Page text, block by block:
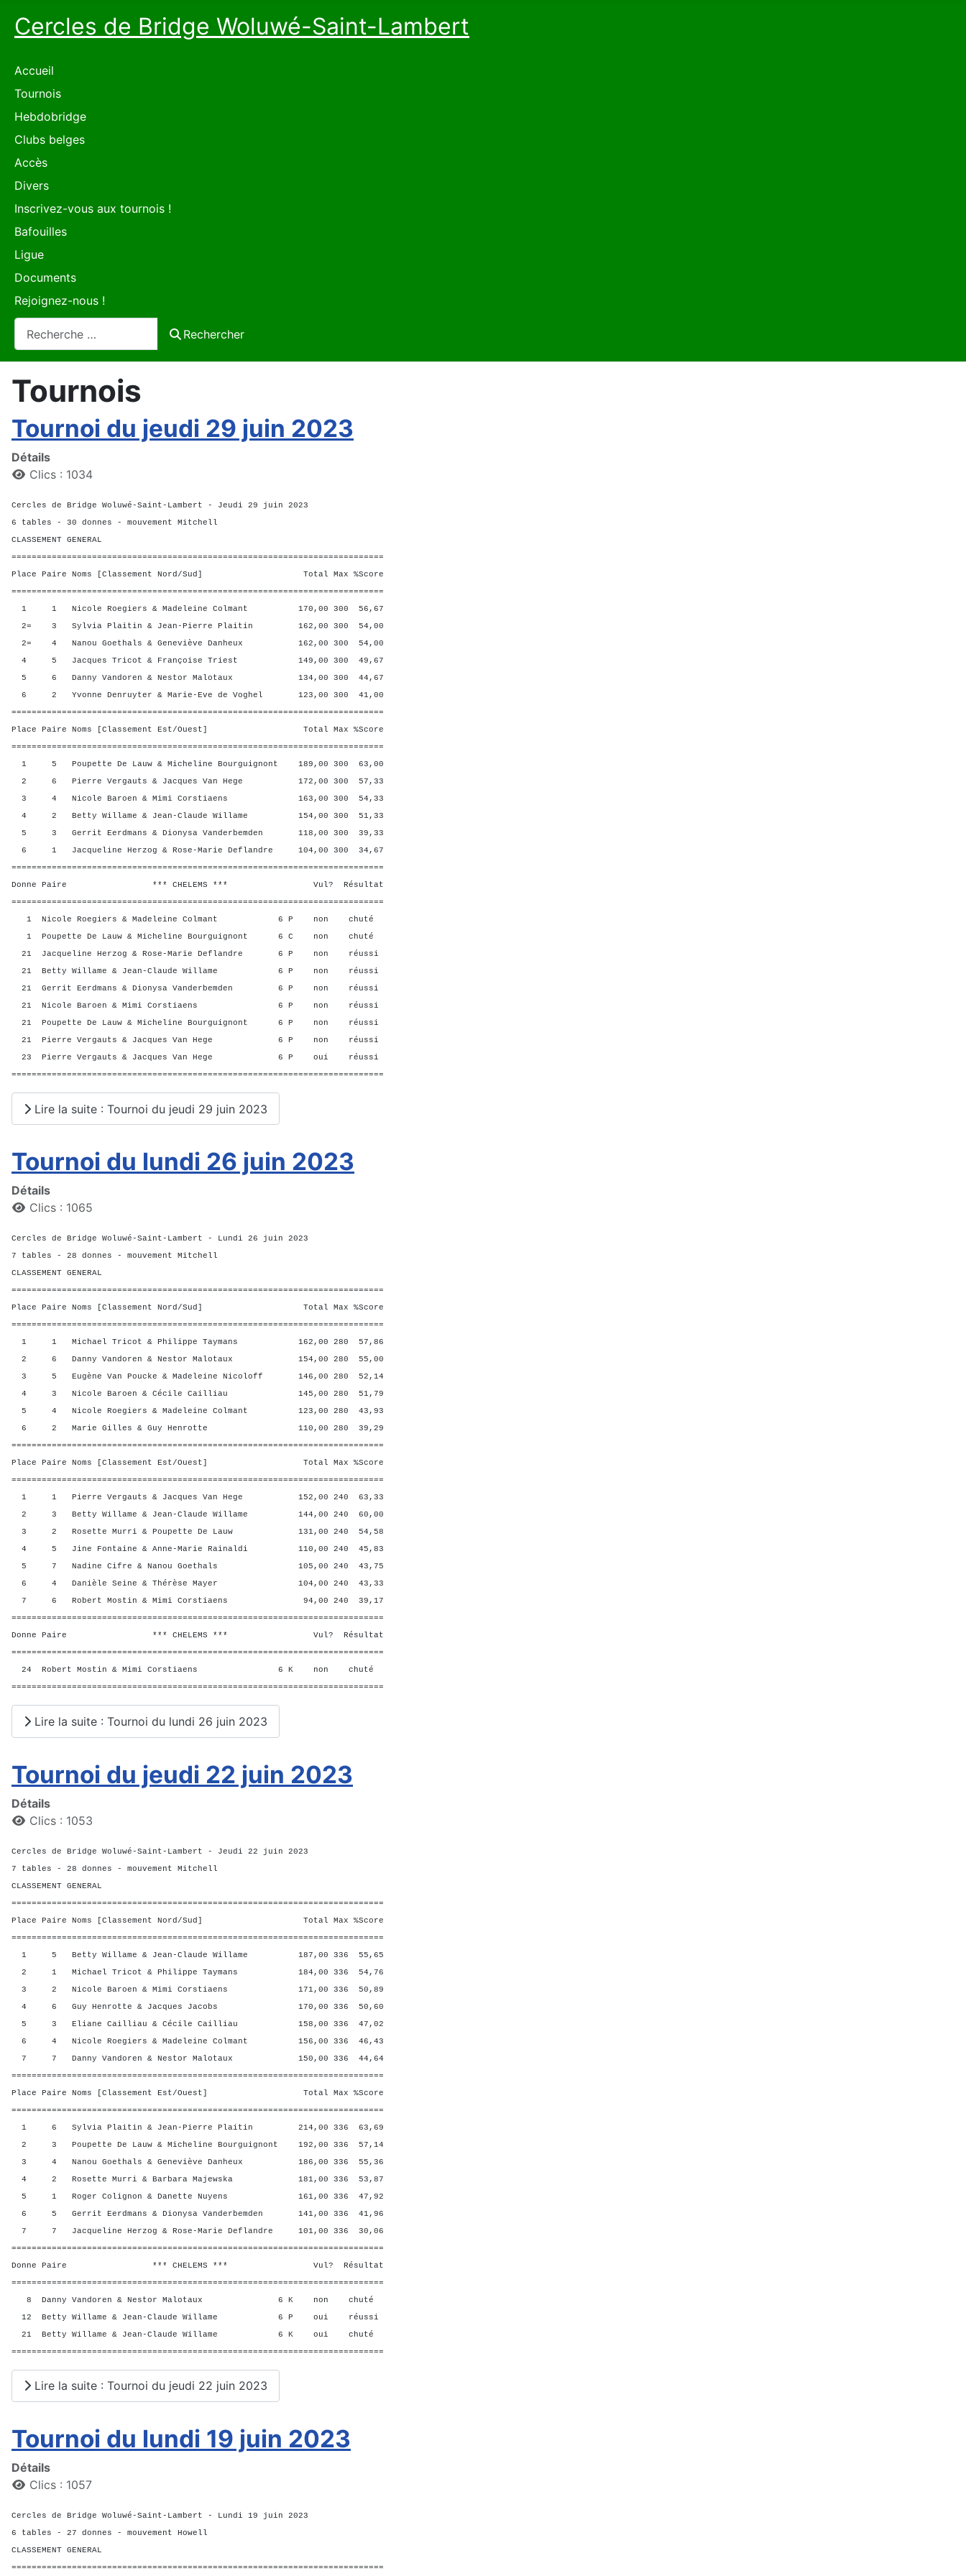
Cercles de Bridge Woluwé-Saint-Lambert
Accueil
Tournois
Hebdobridge
Clubs belges
Accès
Divers
Inscrivez-vous aux tournois !
Bafouilles
Ligue
Documents
Rejoignez-nous !
Rechercher
Tournois
Tournoi du jeudi 29 juin 2023
Détails
Clics : 1034
Cercles de Bridge Woluwé-Saint-Lambert - Jeudi 29 juin 2023
6 tables - 30 donnes - mouvement Mitchell
CLASSEMENT GENERAL
==========================================================================
Place Paire Noms [Classement Nord/Sud] Total Max %Score
==========================================================================
1 1 Nicole Roegiers & Madeleine Colmant 170,00 300 56,67
2= 3 Sylvia Plaitin & Jean-Pierre Plaitin 162,00 300 54,00
2= 4 Nanou Goethals & Geneviève Danheux 162,00 300 54,00
4 5 Jacques Tricot & Françoise Triest 149,00 300 49,67
5 6 Danny Vandoren & Nestor Malotaux 134,00 300 44,67
6 2 Yvonne Denruyter & Marie-Eve de Voghel 123,00 300 41,00
==========================================================================
Place Paire Noms [Classement Est/Ouest] Total Max %Score
==========================================================================
1 5 Poupette De Lauw & Micheline Bourguignont 189,00 300 63,00
2 6 Pierre Vergauts & Jacques Van Hege 172,00 300 57,33
3 4 Nicole Baroen & Mimi Corstiaens 163,00 300 54,33
4 2 Betty Willame & Jean-Claude Willame 154,00 300 51,33
5 3 Gerrit Eerdmans & Dionysa Vanderbemden 118,00 300 39,33
6 1 Jacqueline Herzog & Rose-Marie Deflandre 104,00 300 34,67
==========================================================================
Donne Paire *** CHELEMS *** Vul? Résultat
==========================================================================
1 Nicole Roegiers & Madeleine Colmant 6 P non chuté
1 Poupette De Lauw & Micheline Bourguignont 6 C non chuté
21 Jacqueline Herzog & Rose-Marie Deflandre 6 P non réussi
21 Betty Willame & Jean-Claude Willame 6 P non réussi
21 Gerrit Eerdmans & Dionysa Vanderbemden 6 P non réussi
21 Nicole Baroen & Mimi Corstiaens 6 P non réussi
21 Poupette De Lauw & Micheline Bourguignont 6 P non réussi
21 Pierre Vergauts & Jacques Van Hege 6 P non réussi
23 Pierre Vergauts & Jacques Van Hege 6 P oui réussi
==========================================================================
Lire la suite : Tournoi du jeudi 29 juin 2023
Tournoi du lundi 26 juin 2023
Détails
Clics : 1065
Cercles de Bridge Woluwé-Saint-Lambert - Lundi 26 juin 2023
7 tables - 28 donnes - mouvement Mitchell
CLASSEMENT GENERAL
==========================================================================
Place Paire Noms [Classement Nord/Sud] Total Max %Score
==========================================================================
1 1 Michael Tricot & Philippe Taymans 162,00 280 57,86
2 6 Danny Vandoren & Nestor Malotaux 154,00 280 55,00
3 5 Eugène Van Poucke & Madeleine Nicoloff 146,00 280 52,14
4 3 Nicole Baroen & Cécile Cailliau 145,00 280 51,79
5 4 Nicole Roegiers & Madeleine Colmant 123,00 280 43,93
6 2 Marie Gilles & Guy Henrotte 110,00 280 39,29
==========================================================================
Place Paire Noms [Classement Est/Ouest] Total Max %Score
==========================================================================
1 1 Pierre Vergauts & Jacques Van Hege 152,00 240 63,33
2 3 Betty Willame & Jean-Claude Willame 144,00 240 60,00
3 2 Rosette Murri & Poupette De Lauw 131,00 240 54,58
4 5 Jine Fontaine & Anne-Marie Rainaldi 110,00 240 45,83
5 7 Nadine Cifre & Nanou Goethals 105,00 240 43,75
6 4 Danièle Seine & Thérèse Mayer 104,00 240 43,33
7 6 Robert Mostin & Mimi Corstiaens 94,00 240 39,17
==========================================================================
Donne Paire *** CHELEMS *** Vul? Résultat
==========================================================================
24 Robert Mostin & Mimi Corstiaens 6 K non chuté
==========================================================================
Lire la suite : Tournoi du lundi 26 juin 2023
Tournoi du jeudi 22 juin 2023
Détails
Clics : 1053
Cercles de Bridge Woluwé-Saint-Lambert - Jeudi 22 juin 2023
7 tables - 28 donnes - mouvement Mitchell
CLASSEMENT GENERAL
==========================================================================
Place Paire Noms [Classement Nord/Sud] Total Max %Score
==========================================================================
1 5 Betty Willame & Jean-Claude Willame 187,00 336 55,65
2 1 Michael Tricot & Philippe Taymans 184,00 336 54,76
3 2 Nicole Baroen & Mimi Corstiaens 171,00 336 50,89
4 6 Guy Henrotte & Jacques Jacobs 170,00 336 50,60
5 3 Eliane Cailliau & Cécile Cailliau 158,00 336 47,02
6 4 Nicole Roegiers & Madeleine Colmant 156,00 336 46,43
7 7 Danny Vandoren & Nestor Malotaux 150,00 336 44,64
==========================================================================
Place Paire Noms [Classement Est/Ouest] Total Max %Score
==========================================================================
1 6 Sylvia Plaitin & Jean-Pierre Plaitin 214,00 336 63,69
2 3 Poupette De Lauw & Micheline Bourguignont 192,00 336 57,14
3 4 Nanou Goethals & Geneviève Danheux 186,00 336 55,36
4 2 Rosette Murri & Barbara Majewska 181,00 336 53,87
5 1 Roger Colignon & Danette Nuyens 161,00 336 47,92
6 5 Gerrit Eerdmans & Dionysa Vanderbemden 141,00 336 41,96
7 7 Jacqueline Herzog & Rose-Marie Deflandre 101,00 336 30,06
==========================================================================
Donne Paire *** CHELEMS *** Vul? Résultat
==========================================================================
8 Danny Vandoren & Nestor Malotaux 6 K non chuté
12 Betty Willame & Jean-Claude Willame 6 P oui réussi
21 Betty Willame & Jean-Claude Willame 6 K oui chuté
==========================================================================
Lire la suite : Tournoi du jeudi 22 juin 2023
Tournoi du lundi 19 juin 2023
Détails
Clics : 1057
Cercles de Bridge Woluwé-Saint-Lambert - Lundi 19 juin 2023
6 tables - 27 donnes - mouvement Howell
CLASSEMENT GENERAL
==========================================================================